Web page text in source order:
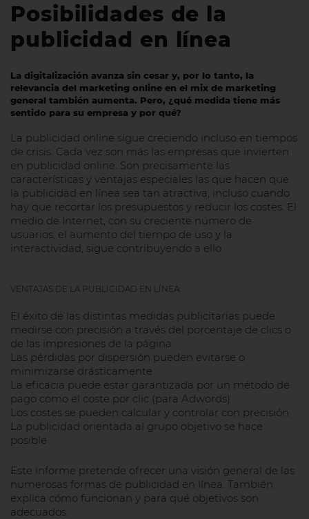
Posibilidades de la
publicidad en línea
La digitalización avanza sin cesar y, por lo tanto, la
relevancia del marketing online en el mix de marketing
general también aumenta. Pero, ¿qué medida tiene más
sentido para su empresa y por qué?
La publicidad online sigue creciendo incluso en tiempos
de crisis. Cada vez son más las empresas que invierten
en publicidad online. Son precisamente las
características y ventajas especiales las que hacen que
la publicidad en línea sea tan atractiva, incluso cuando
hay que recortar los presupuestos y reducir los costes. El
medio de Internet, con su creciente número de
usuarios, el aumento del tiempo de uso y la
interactividad, sigue contribuyendo a ello.
VENTAJAS DE LA PUBLICIDAD EN LÍNEA:
El éxito de las distintas medidas publicitarias puede
medirse con precisión a través del porcentaje de clics o
de las impresiones de la página.
Las pérdidas por dispersión pueden evitarse o
minimizarse drásticamente
La eficacia puede estar garantizada por un método de
pago como el coste por clic (para Adwords)
Los costes se pueden calcular y controlar con precisión
La publicidad orientada al grupo objetivo se hace
posible
Este informe pretende ofrecer una visión general de las
numerosas formas de publicidad en línea. También
explica cómo funcionan y para qué objetivos son
adecuados.